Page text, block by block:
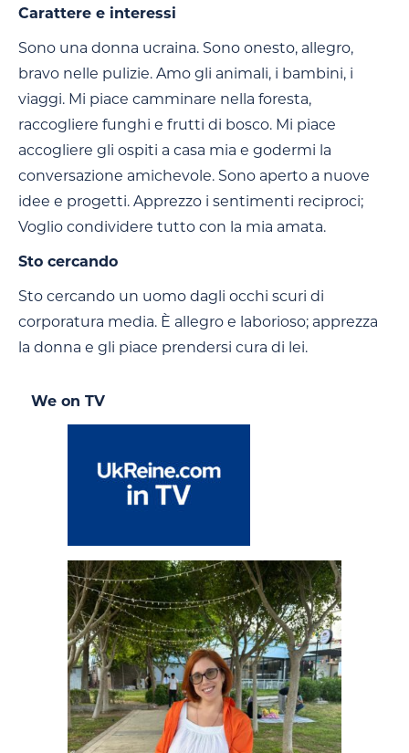
Carattere e interessi
Sono una donna ucraina. Sono onesto, allegro,
bravo nelle pulizie. Amo gli animali, i bambini, i
viaggi. Mi piace camminare nella foresta,
raccogliere funghi e frutti di bosco. Mi piace
accogliere gli ospiti a casa mia e godermi la
conversazione amichevole. Sono aperto a nuove
idee e progetti. Apprezzo i sentimenti reciproci;
Voglio condividere tutto con la mia amata.
Sto cercando
Sto cercando un uomo dagli occhi scuri di
corporatura media. È allegro e laborioso; apprezza
la donna e gli piace prendersi cura di lei.
We on TV